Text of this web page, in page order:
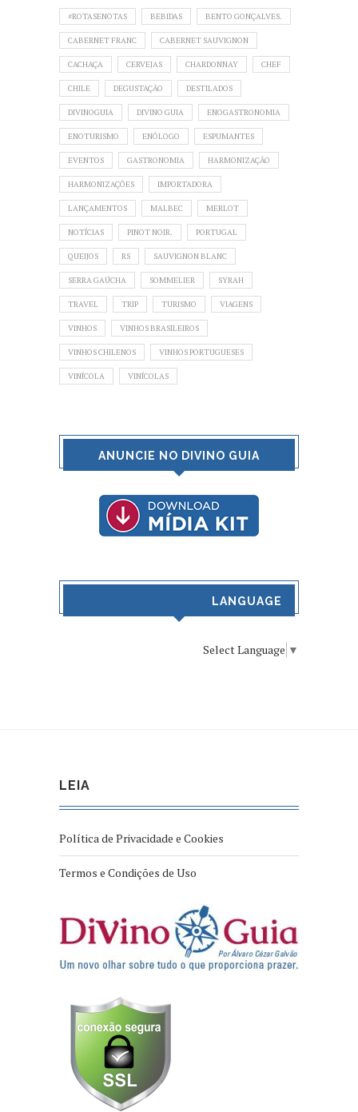
#ROTASENOTAS BEBIDAS BENTO GONÇALVES.
CABERNET FRANC CABERNET SAUVIGNON
CACHAÇA CERVEJAS CHARDONNAY CHEF
CHILE DEGUSTAÇÃO DESTILADOS
DIVINOGUIA DIVINO GUIA ENOGASTRONOMIA
ENOTURISMO ENÓLOGO ESPUMANTES
EVENTOS GASTRONOMIA HARMONIZAÇÃO
HARMONIZAÇÕES IMPORTADORA
LANÇAMENTOS MALBEC MERLOT
NOTÍCIAS PINOT NOIR. PORTUGAL
QUEIJOS RS SAUVIGNON BLANC
SERRA GAÚCHA SOMMELIER SYRAH
TRAVEL TRIP TURISMO VIAGENS
VINHOS VINHOS BRASILEIROS
VINHOS CHILENOS VINHOS PORTUGUESES
VINÍCOLA VINÍCOLAS
ANUNCIE NO DIVINO GUIA
LANGUAGE
Select Language ▼
LEIA
Política de Privacidade e Cookies
Termos e Condições de Uso